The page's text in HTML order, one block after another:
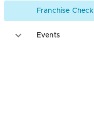
Franchise Check
Events